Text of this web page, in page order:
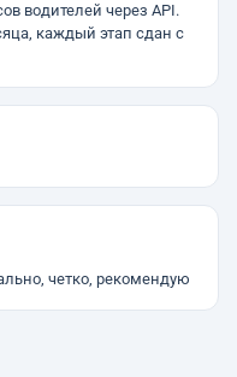
водителей через API.
каждый этап сдан с
четко, рекомендую